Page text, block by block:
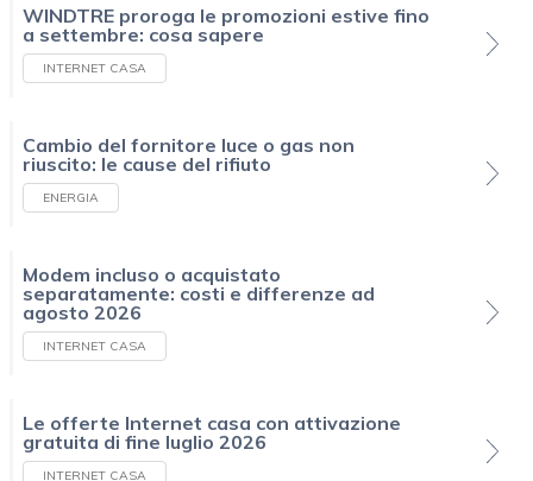
WINDTRE proroga le promozioni estive fino
a settembre: cosa sapere
INTERNET CASA
Cambio del fornitore luce o gas non
riuscito: le cause del rifiuto
ENERGIA
Modem incluso o acquistato
separatamente: costi e differenze ad
agosto 2026
INTERNET CASA
Le offerte Internet casa con attivazione
gratuita di fine luglio 2026
INTERNET CASA